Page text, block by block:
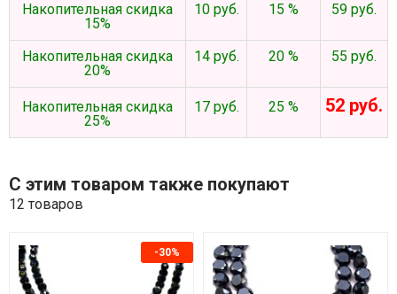
Накопительная скидка
15%
10 руб. 15 % 59 руб.
Накопительная скидка
20%
14 руб. 20 % 55 руб.
Накопительная скидка
25%
17 руб. 25 % 52 руб.
С этим товаром также покупают
12 товаров
-30%